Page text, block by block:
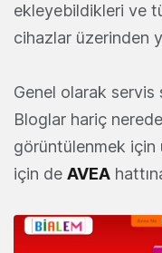
ekleyebildikleri ve
cihazlar üzerinden
Genel olarak servis
Bloglar hariç
görüntülenmek için
için de AVEA